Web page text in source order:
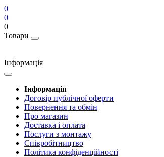
0
0
0
Товари
Інформація
Інформація
Договір публічної оферти
Повернення та обмін
Про магазин
Доставка і оплата
Послуги з монтажу
Співробітництво
Політика конфіденційності